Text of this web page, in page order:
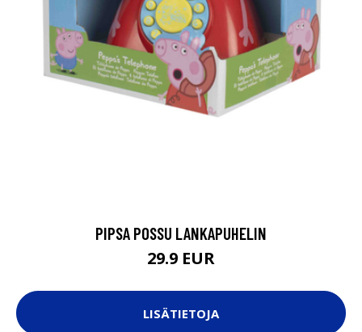
PIPSA POSSU LANKAPUHELIN
29.9 EUR
LISÄTIETOJA